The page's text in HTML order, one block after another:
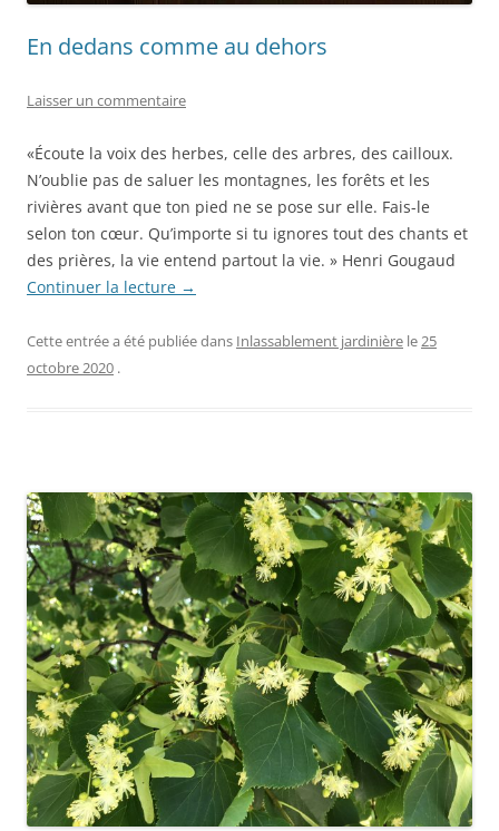
En dedans comme au dehors
Laisser un commentaire
«Écoute la voix des herbes, celle des arbres, des cailloux.
N’oublie pas de saluer les montagnes, les forêts et les
rivières avant que ton pied ne se pose sur elle. Fais-le
selon ton cœur. Qu’importe si tu ignores tout des chants et
des prières, la vie entend partout la vie. » Henri Gougaud
Continuer la lecture →
Cette entrée a été publiée dans Inlassablement jardinière le25
octobre 2020 .